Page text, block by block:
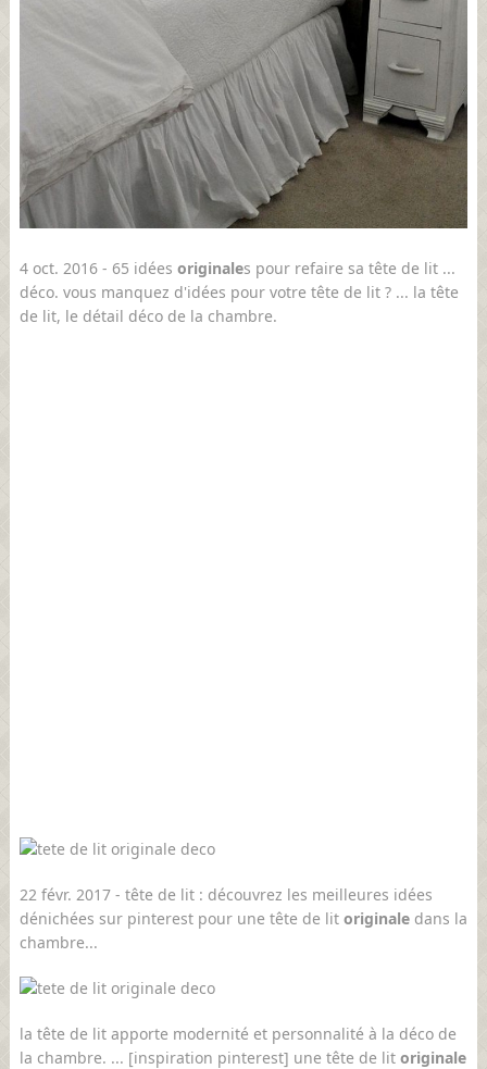
4 oct. 2016 - 65 idées originales pour refaire sa tête de lit ...
déco. vous manquez d'idées pour votre tête de lit ? ... la tête
de lit, le détail déco de la chambre.
22 févr. 2017 - tête de lit : découvrez les meilleures idées
dénichées sur pinterest pour une tête de lit originaledans la
chambre...
la tête de lit apporte modernité et personnalité à la déco de
la chambre. ... [inspiration pinterest] une tête de lit originale